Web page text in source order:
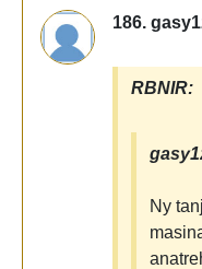
186.
RBNIR:
Ny